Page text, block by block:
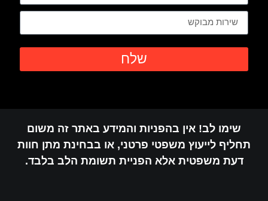
שלח
שימו לב! אין בהפניות והמידע באתר זה משום
תחליף לייעוץ משפטי פרטני, או בבחינת מתן חוות
דעת משפטית אלא הפניית תשומת הלב בלבד.